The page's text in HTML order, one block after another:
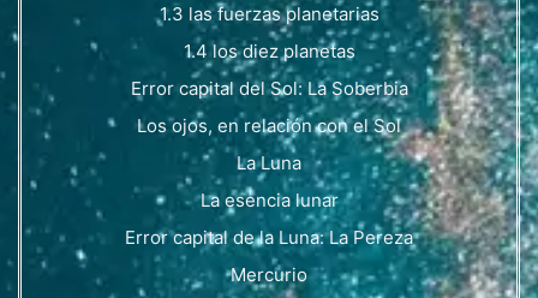
1.3 las fuerzas planetarias
1.4 los diez planetas
Error capital del Sol: La Soberbia
Los ojos, en relación con el Sol
La Luna
La esencia lunar
Error capital de la Luna: La Pereza
Mercurio